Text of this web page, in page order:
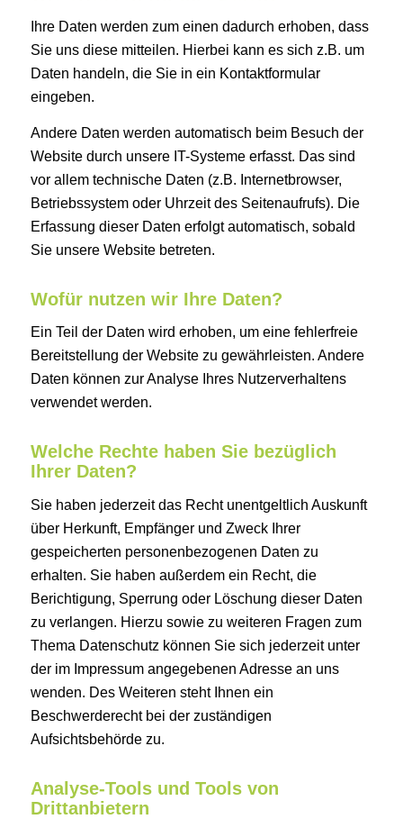
Ihre Daten werden zum einen dadurch erhoben, dass
Sie uns diese mitteilen. Hierbei kann es sich z.B. um
Daten handeln, die Sie in ein Kontaktformular
eingeben.
Andere Daten werden automatisch beim Besuch der
Website durch unsere IT-Systeme erfasst. Das sind
vor allem technische Daten (z.B. Internetbrowser,
Betriebssystem oder Uhrzeit des Seitenaufrufs). Die
Erfassung dieser Daten erfolgt automatisch, sobald
Sie unsere Website betreten.
Wofür nutzen wir Ihre Daten?
Ein Teil der Daten wird erhoben, um eine fehlerfreie
Bereitstellung der Website zu gewährleisten. Andere
Daten können zur Analyse Ihres Nutzerverhaltens
verwendet werden.
Welche Rechte haben Sie bezüglich
Ihrer Daten?
Sie haben jederzeit das Recht unentgeltlich Auskunft
über Herkunft, Empfänger und Zweck Ihrer
gespeicherten personenbezogenen Daten zu
erhalten. Sie haben außerdem ein Recht, die
Berichtigung, Sperrung oder Löschung dieser Daten
zu verlangen. Hierzu sowie zu weiteren Fragen zum
Thema Datenschutz können Sie sich jederzeit unter
der im Impressum angegebenen Adresse an uns
wenden. Des Weiteren steht Ihnen ein
Beschwerderecht bei der zuständigen
Aufsichtsbehörde zu.
Analyse-Tools und Tools von
Drittanbietern